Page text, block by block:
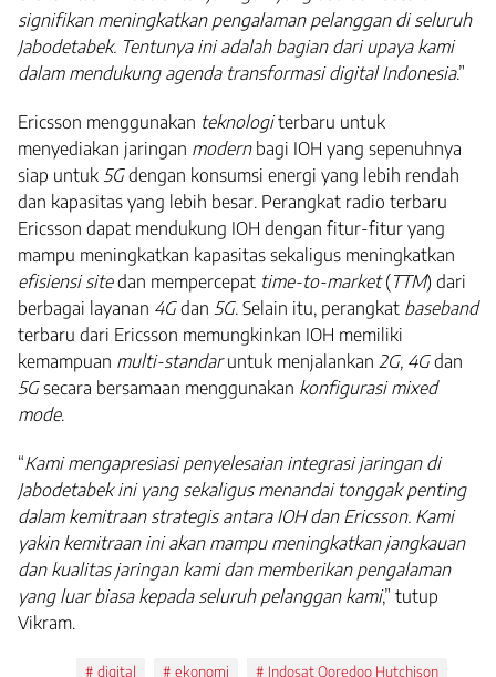
signifikan meningkatkan pengalaman pelanggan di seluruh
Jabodetabek. Tentunya ini adalah bagian dari upaya kami
dalam mendukung agenda transformasi digital Indonesia.”
Ericsson menggunakan teknologiterbaru untuk
menyediakan jaringan modernbagi IOH yang sepenuhnya
siap untuk 5Gdengan konsumsi energi yang lebih rendah
dan kapasitas yang lebih besar. Perangkat radio terbaru
Ericsson dapat mendukung IOH dengan fitur-fitur yang
mampu meningkatkan kapasitas sekaligus meningkatkan
efisiensi sitedan mempercepat time-to-market(TTM) dari
berbagai layanan 4Gdan 5G. Selain itu, perangkat baseband
terbaru dari Ericsson memungkinkan IOH memiliki
kemampuan multi-standaruntuk menjalankan 2G, 4Gdan
5Gsecara bersamaan menggunakan konfigurasi mixed
mode.
“Kami mengapresiasi penyelesaian integrasi jaringan di
Jabodetabek ini yang sekaligus menandai tonggak penting
dalam kemitraan strategis antara IOH dan Ericsson. Kami
yakin kemitraan ini akan mampu meningkatkan jangkauan
dan kualitas jaringan kami dan memberikan pengalaman
yang luar biasa kepada seluruh pelanggan kami,” tutup
Vikram.
digital ekonomi Indosat Ooredoo Hutchison